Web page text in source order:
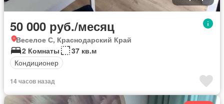
50 000 руб./месяц
Веселое С, Краснодарский Край
2 Комнаты
37 кв.м
Кондиционер
14 часов назад